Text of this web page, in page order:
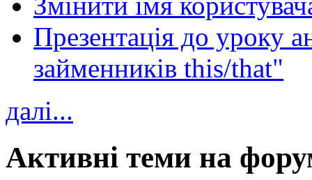
Презентація до уроку
займенників this/that"
далі...
Активні теми на